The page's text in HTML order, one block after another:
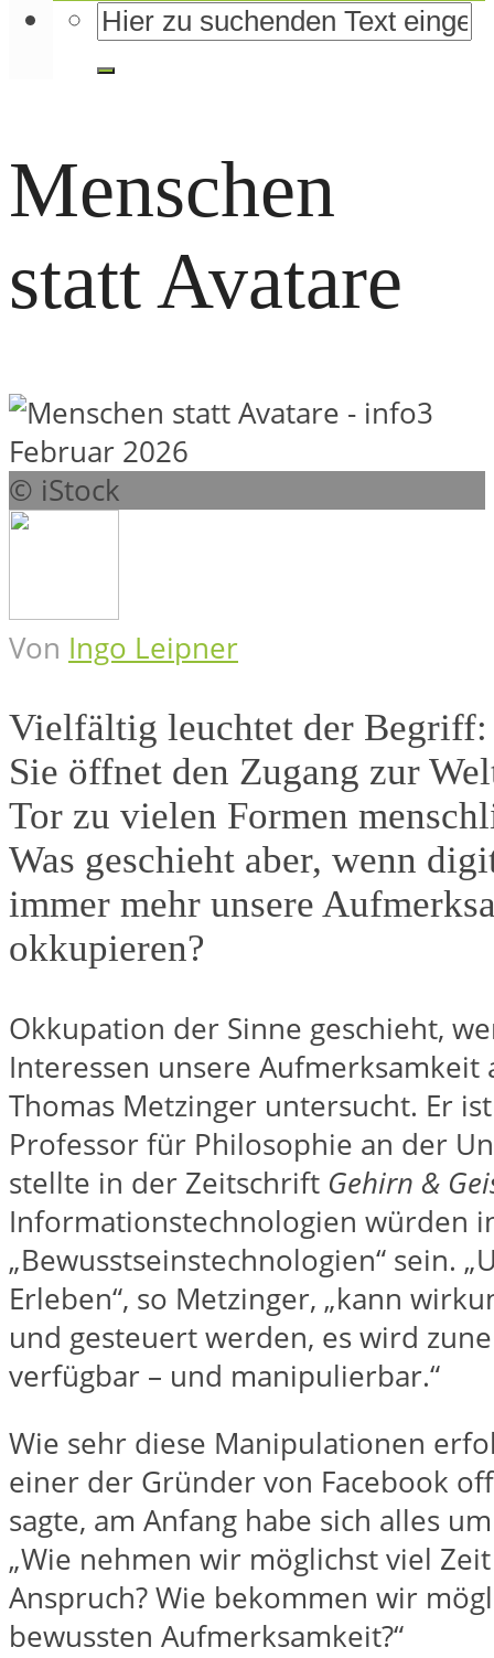
Menschen
statt Avatare
© iStock
Von Ingo Leipner
Vielfältig leuchtet der
Sie öffnet den Zugang zur
Tor zu vielen Formen
Was geschieht aber, wenn
immer mehr unsere
okkupieren?
Okkupation der Sinne geschieht,
Interessen unsere Aufmerksamkeit
Thomas Metzinger untersucht. Er
Professor für Philosophie an der
stellte in der Zeitschrift Gehirn &
Informationstechnologien würden
„Bewusstseinstechnologien“ sein.
Erleben“, so Metzinger, „kann
und gesteuert werden, es wird
verfügbar – und manipulierbar.“
Wie sehr diese Manipulationen
einer der Gründer von Facebook
sagte, am Anfang habe sich alles
„Wie nehmen wir möglichst viel
Anspruch? Wie bekommen wir
bewussten Aufmerksamkeit?“